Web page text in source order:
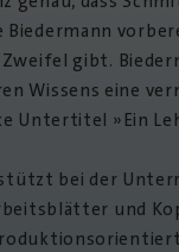
Biedermann
Zweifel gibt.
Wissens eine
Untertitel »Ein
bei der
und